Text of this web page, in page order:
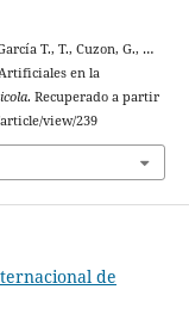
T., T., Cuzon, G., …
en la
. Recuperado a partir
view/239
de